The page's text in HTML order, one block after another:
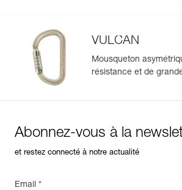
VULCAN
Mousqueton
résistance et de
Abonnez-vous à la
et restez connecté à notre actualité
Email *